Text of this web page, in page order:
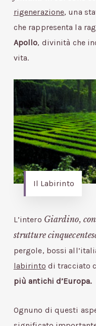
rigenerazione, una
che rappresenta la
Apollo, divinità che
vita.
Il Labirinto
L’intero Giardino,
strutture
pergole, bossi
labirinto di tracciato
più antichi d’Europa.
Ognuno di questi